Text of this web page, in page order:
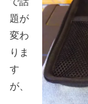
題が
変わ
りま
す
が、